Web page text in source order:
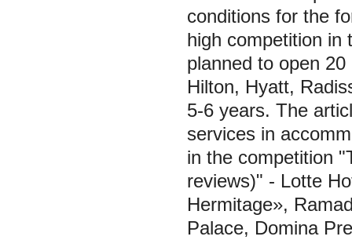
conditions for the
high competition in
planned to open
Hilton, Hyatt,
5-6 years. The
services in
in the competition
reviews)" - Lotte
Hermitage»,
Palace, Domina